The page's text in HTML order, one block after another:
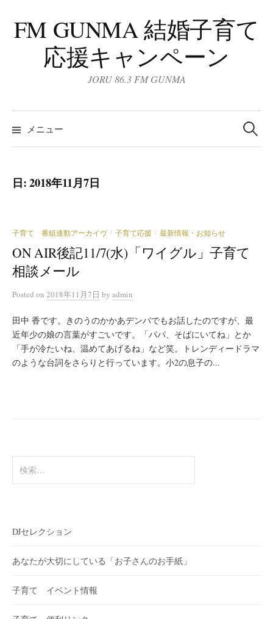
ン
テ
FM GUNMA 結婚子育て
応援キャンペーン
JORU 86.3 FM GUNMA
メニュー
検
索:
日:2018年11月7日
子育て 番組連動アーカイヴ / 子育て応援 / 最新情報・お知らせ
ON AIR後記11/7(水)「ワイグル」子育て
相談メール
Posted on 2018年11月7日 by admin
田中 香です。きのうのかかあデンパでもお話したのですが、最
近年少の娘の言葉がすごいです。「パパ、そばにいてね」とか
「手が冷たいね、温めてあげるね」など笑。トレンディードラマ
のような台詞をさらりと行っています。小2の息子の...
索:
DJセレクション
あなたが大切にしている「お子さんのお手紙」
子育て イベント情報